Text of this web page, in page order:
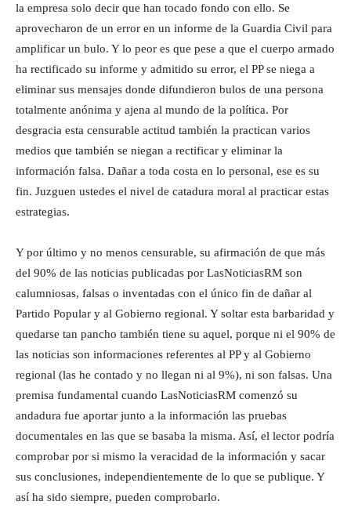
la empresa solo decir que han tocado fondo con ello. Se
aprovecharon de un error en un informe de la Guardia Civil para
amplificar un bulo. Y lo peor es que pese a que el cuerpo armado
ha rectificado su informe y admitido su error, el PP se niega a
eliminar sus mensajes donde difundieron bulos de una persona
totalmente anónima y ajena al mundo de la política. Por
desgracia esta censurable actitud también la practican varios
medios que también se niegan a rectificar y eliminar la
información falsa. Dañar a toda costa en lo personal, ese es su
fin. Juzguen ustedes el nivel de catadura moral al practicar estas
estrategias.
Y por último y no menos censurable, su afirmación de que más
del 90% de las noticias publicadas por LasNoticiasRM son
calumniosas, falsas o inventadas con el único fin de dañar al
Partido Popular y al Gobierno regional. Y soltar esta barbaridad y
quedarse tan pancho también tiene su aquel, porque ni el 90% de
las noticias son informaciones referentes al PP y al Gobierno
regional (las he contado y no llegan ni al 9%), ni son falsas. Una
premisa fundamental cuando LasNoticiasRM comenzó su
andadura fue aportar junto a la información las pruebas
documentales en las que se basaba la misma. Así, el lector podría
comprobar por si mismo la veracidad de la información y sacar
sus conclusiones, independientemente de lo que se publique. Y
así ha sido siempre, pueden comprobarlo.